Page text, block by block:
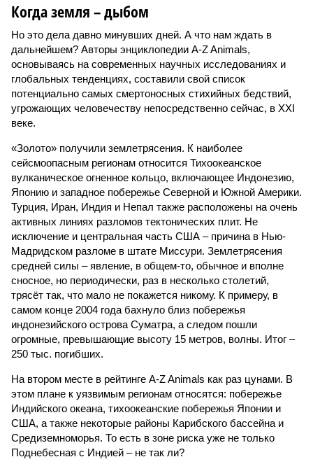
Когда земля – дыбом
Но это дела давно минувших дней. А что нам ждать в
дальнейшем? Авторы энциклопедии A-Z Animals,
основываясь на современных научных исследованиях и
глобальных тенденциях, составили свой список
потенциально самых смертоносных стихийных бедствий,
угрожающих человечеству непосредственно сейчас, в XXI
веке.
«Золото» получили землетрясения. К наиболее
сейсмоопасным регионам относится Тихоокеанское
вулканическое огненное кольцо, включающее Индонезию,
Японию и западное побережье Северной и Южной Америки.
Турция, Иран, Индия и Непал также расположены на очень
активных линиях разломов тектонических плит. Не
исключение и центральная часть США – причина в Нью-
Мадридском разломе в штате Миссури. Землетрясения
средней силы – явление, в общем-то, обычное и вполне
сносное, но периодически, раз в несколько столетий,
трясёт так, что мало не покажется никому. К примеру, в
самом конце 2004 года бахнуло близ побережья
индонезийского острова Суматра, а следом пошли
огромные, превышающие высоту 15 метров, волны. Итог –
250 тыс. погибших.
На втором месте в рейтинге A-Z Animals как раз цунами. В
этом плане к уязвимым регионам относятся: побережье
Индийского океана, тихо­океанские побережья Японии и
США, а также некоторые районы Карибского бассейна и
Средиземноморья. То есть в зоне риска уже не только
Поднебесная с Индией – не так ли?